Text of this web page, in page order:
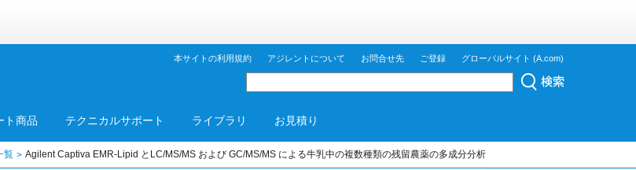
本サイトの利用規約 アジレントについて お問合せ先 ご登録 グローバルサイト (A.com)
ト商品 テクニカルサポート ライブラリ お見積り
覧 Agilent Captiva EMR-Lipid とLC/MS/MS および GC/MS/MS による牛乳中の複数種類の残留農薬の多成分分析